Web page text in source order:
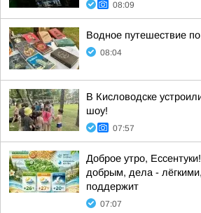
08:09
Водное путешествие
08:04
В Кисловодске
шоу!
07:57
Доброе утро,
добрым, дела -
поддержит
07:07